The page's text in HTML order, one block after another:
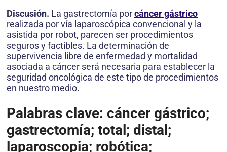
Discusión. La gastrectomía porcáncer gástrico
realizada por vía laparoscópica convencional y la
asistida por robot, parecen ser procedimientos
seguros y factibles. La determinación de
supervivencia libre de enfermedad y mortalidad
asociada a cáncer será necesaria para establecer la
seguridad oncológica de este tipo de procedimientos
en nuestro medio.
Palabras clave: cáncer gástrico;
gastrectomía; total; distal;
laparoscopia; robótica;